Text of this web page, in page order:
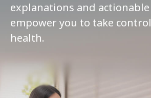
explanations and
empower you to take
health.